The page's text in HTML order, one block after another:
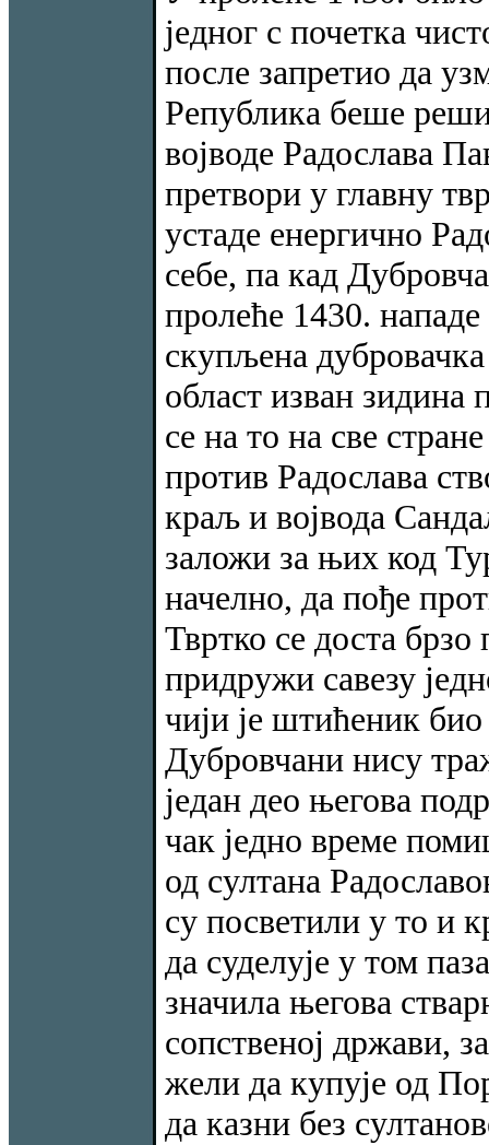
једног с почетка
после запретио да
Република беше
војводе Радослава
претвори у главну
устаде енергично
себе, па кад
пролеће 1430.
скупљена
област изван
се на то на све
против Радослава
краљ и војвода
заложи за њих код
начелно, да пође
Твртко се доста
придружи савезу
чији је штићеник
Дубровчани нису
један део његова
чак једно време
од султана
су посветили у то и
да суделује у том
значила његова
сопственој држави,
жели да купује од
да казни без